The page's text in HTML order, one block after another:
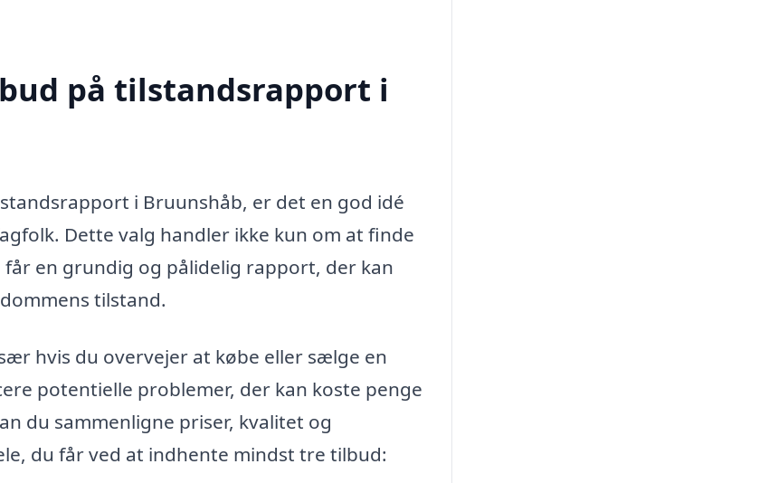
på tilstandsrapport i
i Bruunshåb, er det en god idé
Dette valg handler ikke kun om at finde
en grundig og pålidelig rapport, der kan
tilstand.
hvis du overvejer at købe eller sælge en
potentielle problemer, der kan koste penge
du sammenligne priser, kvalitet og
du får ved at indhente mindst tre tilbud: